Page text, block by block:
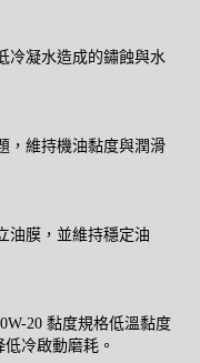
冷凝水造成的鏽蝕與水
，維持機油黏度與潤滑
油膜，並維持穩定油
20 黏度規格低溫黏度
冷啟動磨耗。